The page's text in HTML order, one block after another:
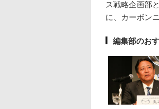
ス戦略企画部
に、カーボン
編集部のお